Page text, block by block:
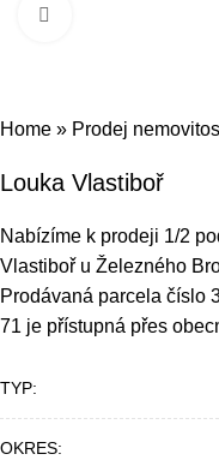
Home » Prodej
Louka Vlastiboř
Nabízíme k prodeji 1/2
Vlastiboř u Železného
Prodávaná parcela číslo
71 je přístupná přes
TYP
OKRES